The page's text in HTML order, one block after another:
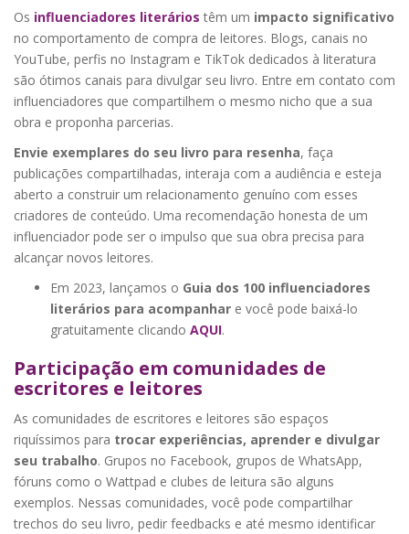
Os influenciadores literários têm um impacto significativo
no comportamento de compra de leitores. Blogs, canais no
YouTube, perfis no Instagram e TikTok dedicados à literatura
são ótimos canais para divulgar seu livro. Entre em contato com
influenciadores que compartilhem o mesmo nicho que a sua
obra e proponha parcerias.
Envie exemplares do seu livro para resenha, faça
publicações compartilhadas, interaja com a audiência e esteja
aberto a construir um relacionamento genuíno com esses
criadores de conteúdo. Uma recomendação honesta de um
influenciador pode ser o impulso que sua obra precisa para
alcançar novos leitores.
Em 2023, lançamos o Guia dos 100 influenciadores
literários para acompanhar e você pode baixá-lo
gratuitamente clicando AQUI.
Participação em comunidades de
escritores e leitores
As comunidades de escritores e leitores são espaços
riquíssimos para trocar experiências, aprender e divulgar
seu trabalho. Grupos no Facebook, grupos de WhatsApp,
fóruns como o Wattpad e clubes de leitura são alguns
exemplos. Nessas comunidades, você pode compartilhar
trechos do seu livro, pedir feedbacks e até mesmo identificar